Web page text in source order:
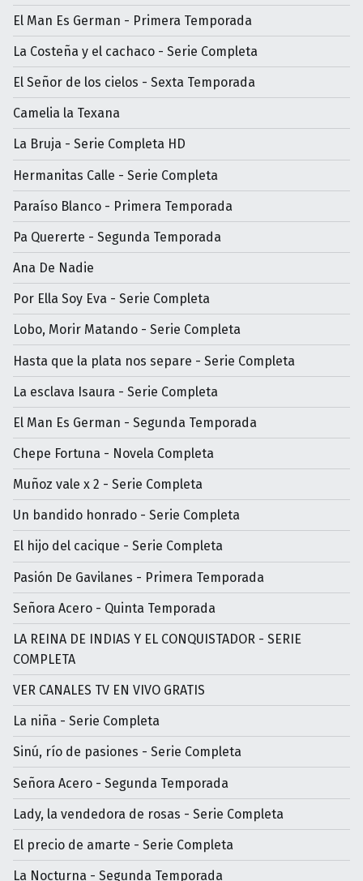
El Man Es German - Primera Temporada
La Costeña y el cachaco - Serie Completa
El Señor de los cielos - Sexta Temporada
Camelia la Texana
La Bruja - Serie Completa HD
Hermanitas Calle - Serie Completa
Paraíso Blanco - Primera Temporada
Pa Quererte - Segunda Temporada
Ana De Nadie
Por Ella Soy Eva - Serie Completa
Lobo, Morir Matando - Serie Completa
Hasta que la plata nos separe - Serie Completa
La esclava Isaura - Serie Completa
El Man Es German - Segunda Temporada
Chepe Fortuna - Novela Completa
Muñoz vale x 2 - Serie Completa
Un bandido honrado - Serie Completa
El hijo del cacique - Serie Completa
Pasión De Gavilanes - Primera Temporada
Señora Acero - Quinta Temporada
LA REINA DE INDIAS Y EL CONQUISTADOR - SERIE
COMPLETA
VER CANALES TV EN VIVO GRATIS
La niña - Serie Completa
Sinú, río de pasiones - Serie Completa
Señora Acero - Segunda Temporada
Lady, la vendedora de rosas - Serie Completa
El precio de amarte - Serie Completa
La Nocturna - Segunda Temporada